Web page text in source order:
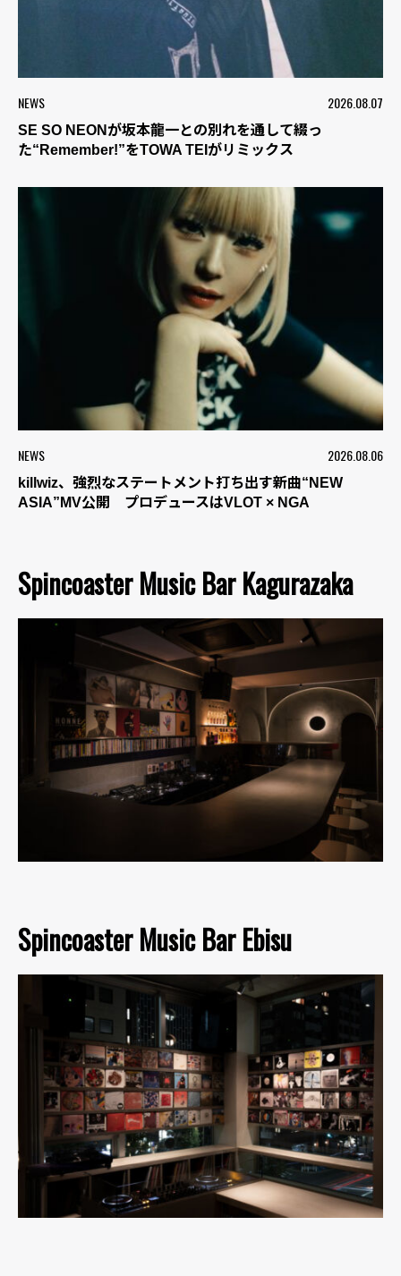
NEWS 2026.08.07
SE SO NEONが坂本龍一との別れを通して綴っ
た“Remember!”をTOWA TEIがリミックス
NEWS 2026.08.06
killwiz、強烈なステートメント打ち出す新曲“NEW
ASIA”MV公開 プロデュースはVLOT × NGA
Spincoaster Music Bar Kagurazaka
Spincoaster Music Bar Ebisu